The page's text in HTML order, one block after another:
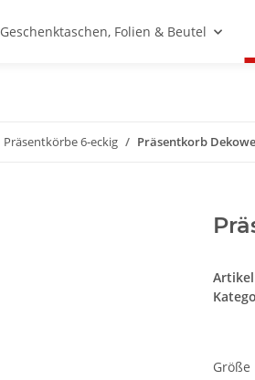
Geschenktaschen, Folien & Beutel
Präsentkörbe 6-eckig Präsentkorb
Größe